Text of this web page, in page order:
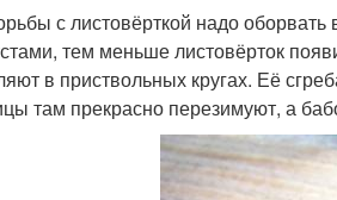
с листовёрткой надо
тем меньше листовёрток
в приствольных кругах. Её
там прекрасно перезимуют, а